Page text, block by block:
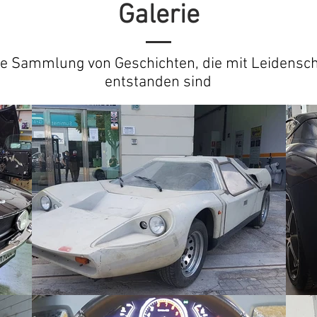
Galerie
Sammlung von Geschichten, die mit
entstanden sind